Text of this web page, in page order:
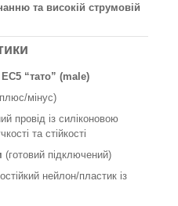
та високій струмовій
EC5 “тато” (male)
мінус)
провід із силіконовою
та стійкості
(готовий підключений)
нейлон/пластик із